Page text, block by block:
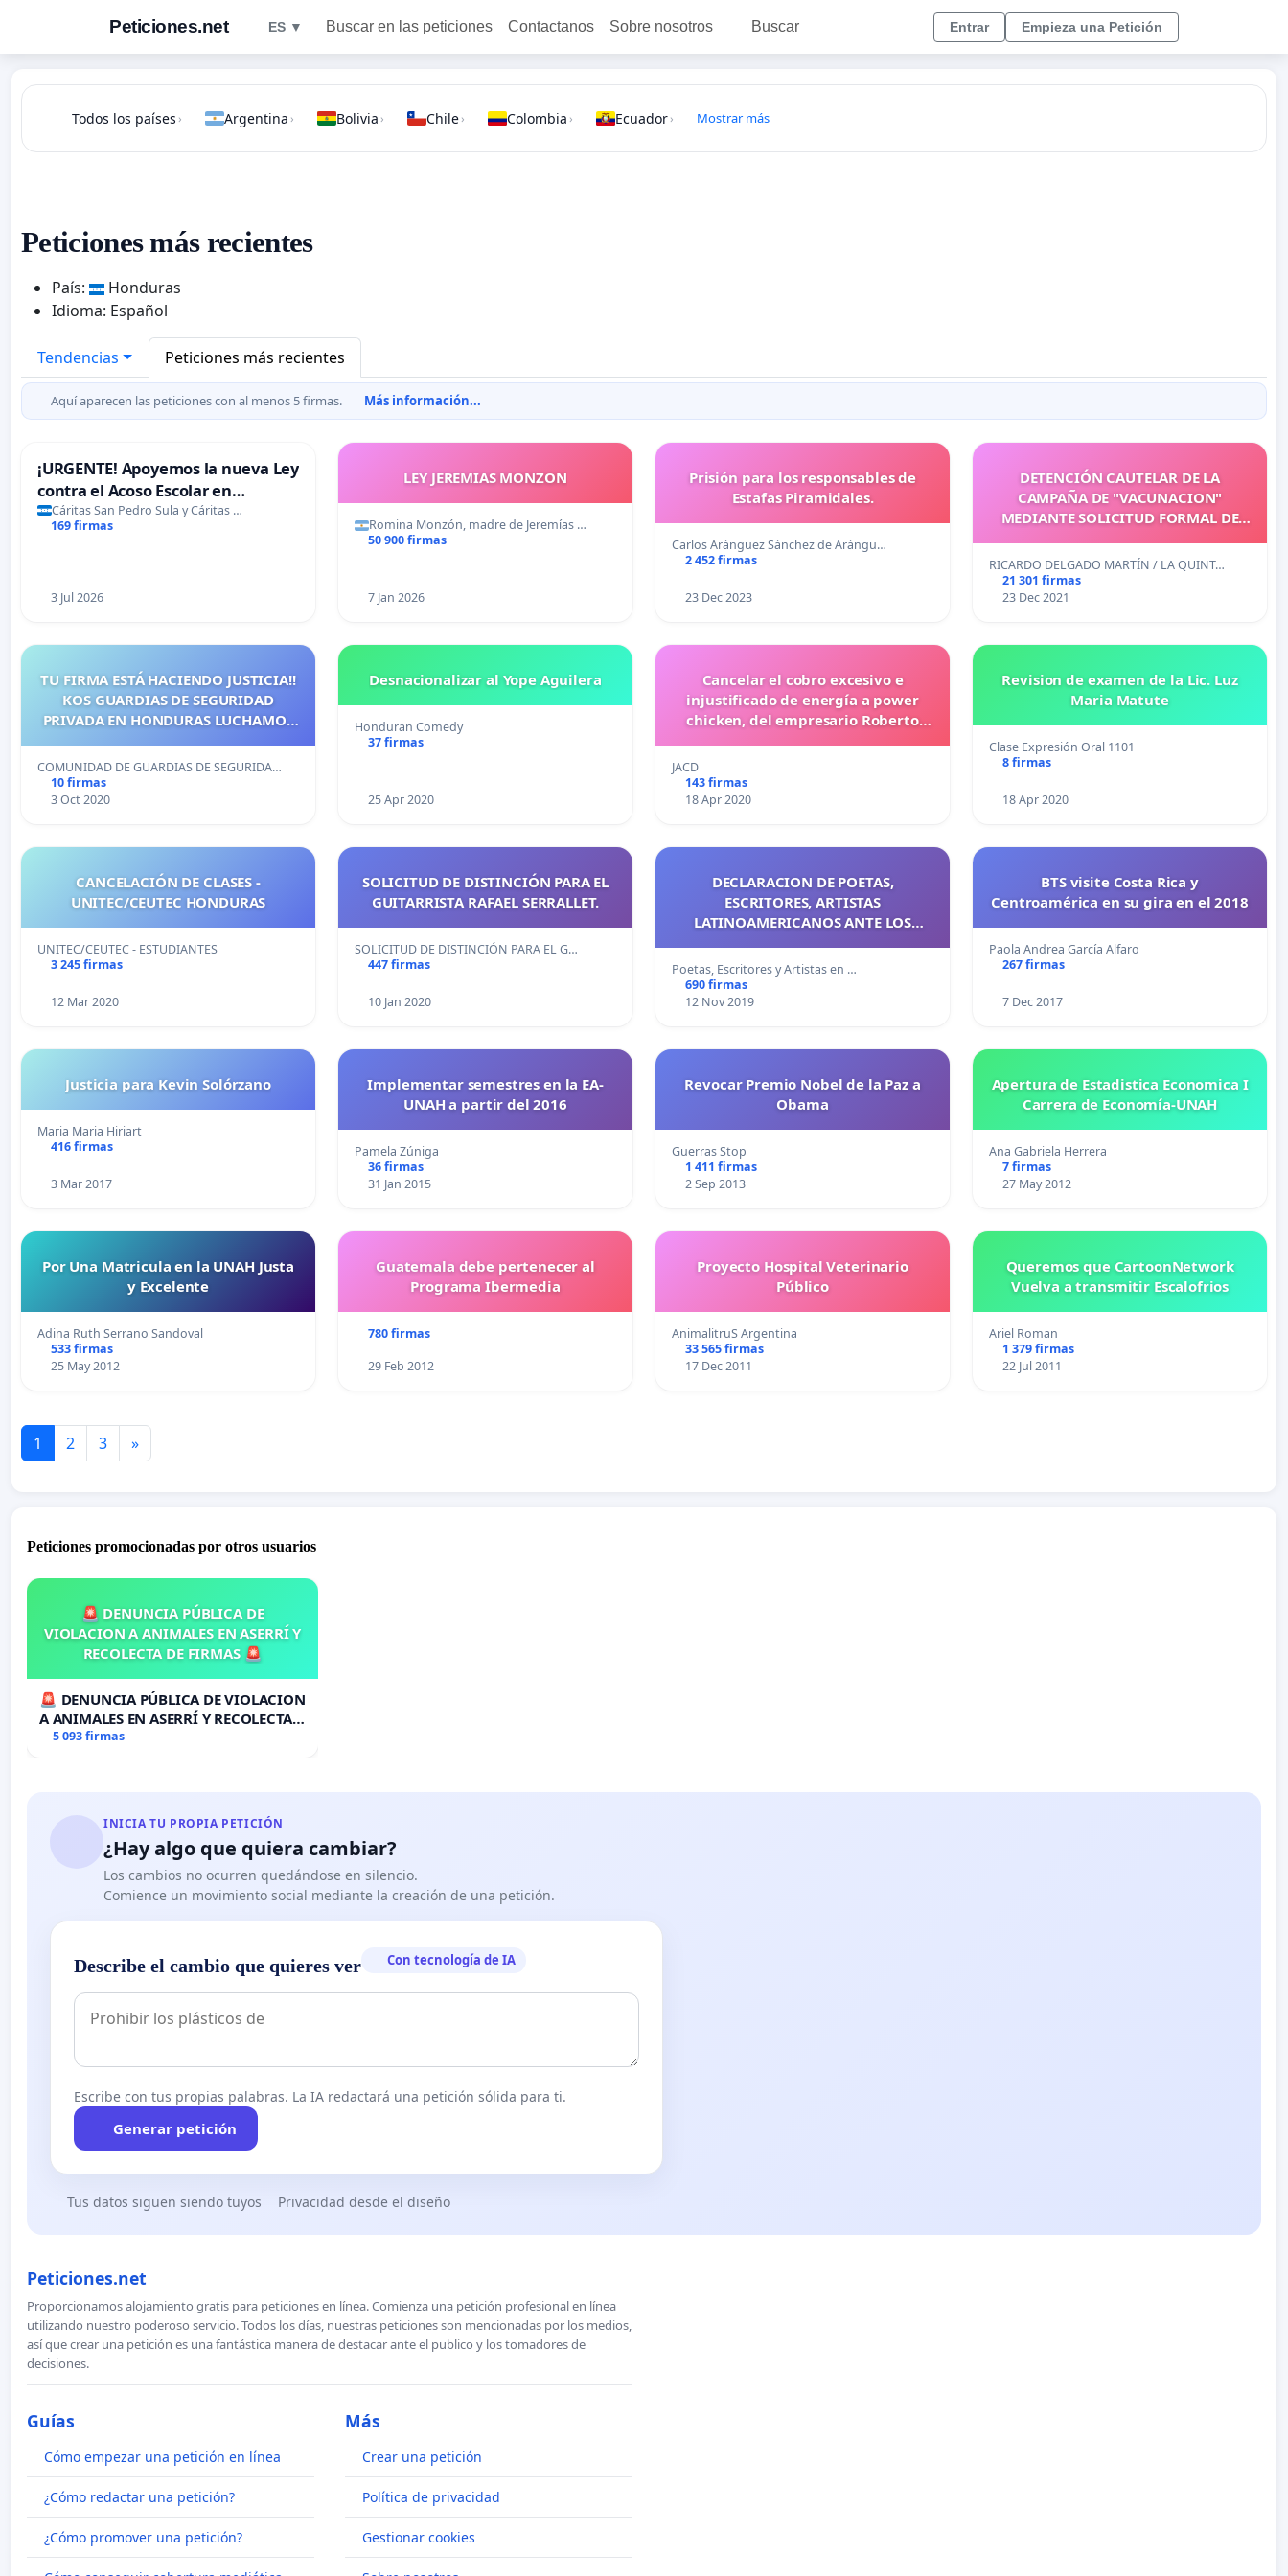
Peticiones.net ES ▼ Buscar en las peticiones Contactanos Sobre nosotros Buscar Entrar Empieza una Petición
Todos los países › Argentina › Bolivia › Chile› Colombia › Ecuador› Mostrar más
Peticiones más recientes
País:
Honduras
Idioma: Español
Tendencias Peticiones más recientes
Aquí aparecen las peticiones con al menos 5 firmas. Más información...
¡URGENTE! Apoyemos la nueva Ley
contra el Acoso Escolar en
Honduras
Cáritas San Pedro Sula y Cáritas …
169 firmas
3 Jul 2026
LEY JEREMIAS MONZON
Romina Monzón, madre de Jeremías …
50 900 firmas
7 Jan 2026
Prisión para los responsables de
Estafas Piramidales.
Carlos Aránguez Sánchez de Arángu…
2 452 firmas
23 Dec 2023
DETENCIÓN CAUTELAR DE LA
CAMPAÑA DE "VACUNACION"
MEDIANTE SOLICITUD FORMAL DE
EJÉRCITO ESPAÑOL
RICARDO DELGADO MARTÍN / LA QUINT…
21 301 firmas
23 Dec 2021
TU FIRMA ESTÁ HACIENDO JUSTICIA!!
KOS GUARDIAS DE SEGURIDAD
PRIVADA EN HONDURAS LUCHAMOS
DERECHOS LABORALES PARA DARLE
MEJOR CALIDAD DE VIDA A NUESTRAS
COMUNIDAD DE GUARDIAS DE SEGURIDA…
10 firmas
3 Oct 2020
Desnacionalizar al Yope Aguilera
Honduran Comedy
37 firmas
25 Apr 2020
Cancelar el cobro excesivo e
injustificado de energía a power
chicken, del empresario Roberto
JACD
143 firmas
18 Apr 2020
Revision de examen de la Lic. Luz
Maria Matute
Clase Expresión Oral 1101
8 firmas
18 Apr 2020
CANCELACIÓN DE CLASES -
UNITEC/CEUTEC HONDURAS
UNITEC/CEUTEC - ESTUDIANTES
3 245 firmas
12 Mar 2020
SOLICITUD DE DISTINCIÓN PARA EL
GUITARRISTA RAFAEL SERRALLET.
SOLICITUD DE DISTINCIÓN PARA EL G…
447 firmas
10 Jan 2020
DECLARACION DE POETAS,
ESCRITORES, ARTISTAS
LATINOAMERICANOS ANTE LOS
CONMOCIONAN A NUESTROS PAÍSES
Poetas, Escritores y Artistas en …
690 firmas
12 Nov 2019
BTS visite Costa Rica y
Centroamérica en su gira en el 2018
Paola Andrea García Alfaro
267 firmas
7 Dec 2017
Justicia para Kevin Solórzano
Maria Maria Hiriart
416 firmas
3 Mar 2017
Implementar semestres en la EA-
UNAH a partir del 2016
Pamela Zúniga
36 firmas
31 Jan 2015
Revocar Premio Nobel de la Paz a
Obama
Guerras Stop
1 411 firmas
2 Sep 2013
Apertura de Estadistica Economica I
Carrera de Economía-UNAH
Ana Gabriela Herrera
7 firmas
27 May 2012
Por Una Matricula en la UNAH Justa
y Excelente
Adina Ruth Serrano Sandoval
533 firmas
25 May 2012
Guatemala debe pertenecer al
Programa Ibermedia
780 firmas
29 Feb 2012
Proyecto Hospital Veterinario
Público
AnimalitruS Argentina
33 565 firmas
17 Dec 2011
Queremos que CartoonNetwork
Vuelva a transmitir Escalofrios
Ariel Roman
1 379 firmas
22 Jul 2011
1 2 3 »
Peticiones promocionadas por otros usuarios
🚨 DENUNCIA PÚBLICA DE
VIOLACION A ANIMALES EN ASERRÍ Y
RECOLECTA DE FIRMAS 🚨
🚨 DENUNCIA PÚBLICA DE VIOLACION
A ANIMALES EN ASERRÍ Y RECOLECTA
DE FIRMAS 🚨
5 093 firmas
INICIA TU PROPIA PETICIÓN
¿Hay algo que quiera cambiar?
Los cambios no ocurren quedándose en silencio.
Comience un movimiento social mediante la creación de una petición.
Describe el cambio que quieres ver Con tecnología de IA
Escribe con tus propias palabras. La IA redactará una petición sólida para ti.
Generar petición
Tus datos siguen siendo tuyos Privacidad desde el diseño
Peticiones.net
Proporcionamos alojamiento gratis para peticiones en línea. Comienza una petición profesional en línea
utilizando nuestro poderoso servicio. Todos los días, nuestras peticiones son mencionadas por los medios,
así que crear una petición es una fantástica manera de destacar ante el publico y los tomadores de
decisiones.
Guías
Cómo empezar una petición en línea
¿Cómo redactar una petición?
¿Cómo promover una petición?
Más
Crear una petición
Política de privacidad
Gestionar cookies